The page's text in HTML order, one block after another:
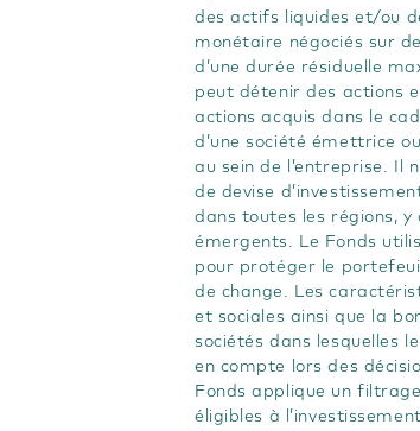
des actifs liquides et/ou
monétaire négociés sur
d’une durée résiduelle
peut détenir des actions
actions acquis dans le
d’une société émettrice
au sein de l’entreprise. Il
de devise
dans toutes les régions, y
émergents. Le Fonds
pour protéger le
de change. Les
et sociales ainsi que la
sociétés dans lesquelles
en compte lors des
Fonds applique un
éligibles à